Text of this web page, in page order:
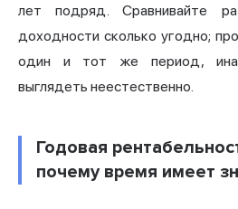
лет подряд. Сравнивайте
доходности сколько угодно;
один и тот же период,
выглядеть неестественно.
Годовая
почему время имеет